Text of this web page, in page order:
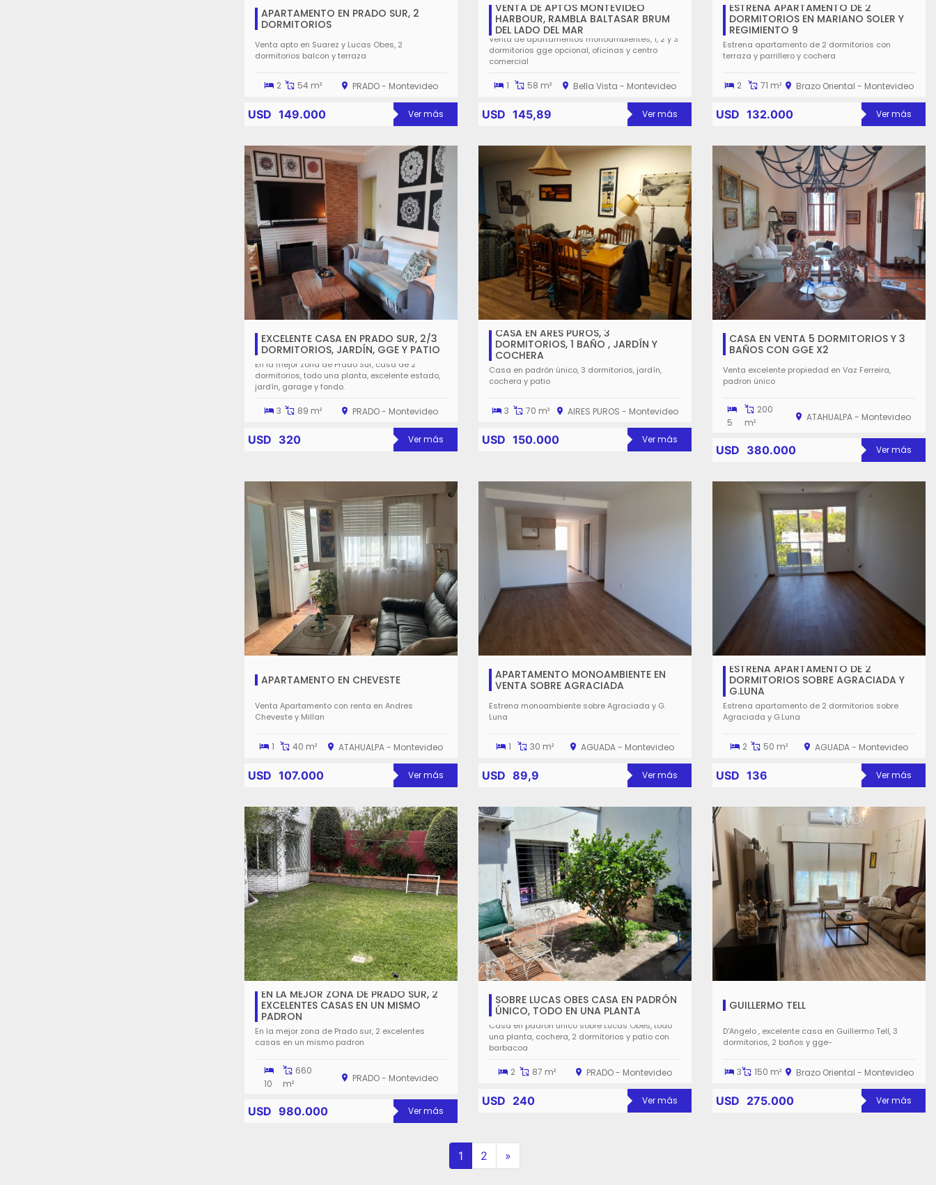
APARTAMENTO EN PRADO SUR, 2
DORMITORIOS
Venta apto en Suarez y Lucas Obes, 2
dormitorios balcon y terraza
2 54 m² PRADO - Montevideo
USD 149.000 Ver más
VENTA DE APTOS MONTEVIDEO
HARBOUR, RAMBLA BALTASAR BRUM
DEL LADO DEL MAR
Venta de apartamentos monoambientes, 1, 2 y 3
dormitorios gge opcional, oficinas y centro
comercial
1 58 m² Bella Vista - Montevideo
USD 145,89 Ver más
ESTRENA APARTAMENTO DE 2
DORMITORIOS EN MARIANO SOLER Y
REGIMIENTO 9
Estrena apartamento de 2 dormitorios con
terraza y parrillero y cochera
2 71 m² Brazo Oriental - Montevideo
USD 132.000 Ver más
EXCELENTE CASA EN PRADO SUR, 2/3
DORMITORIOS, JARDÍN, GGE Y PATIO
En la mejor zona de Prado Sur, casa de 2
dormitorios, todo una planta, excelente estado,
jardín, garage y fondo.
3 89 m² PRADO - Montevideo
USD 320 Ver más
CASA EN ARES PUROS, 3
DORMITORIOS, 1 BAÑO , JARDÍN Y
COCHERA
Casa en padrón único, 3 dormitorios, jardín,
cochera y patio
3 70 m² AIRES PUROS - Montevideo
USD 150.000 Ver más
CASA EN VENTA 5 DORMITORIOS Y 3
BAÑOS CON GGE X2
Venta excelente propiedad en Vaz Ferreira,
padron único
5
200
m²
ATAHUALPA - Montevideo
USD 380.000 Ver más
APARTAMENTO EN CHEVESTE
Venta Apartamento con renta en Andres
Cheveste y Millan
1 40 m² ATAHUALPA - Montevideo
USD 107.000 Ver más
APARTAMENTO MONOAMBIENTE EN
VENTA SOBRE AGRACIADA
Estrena monoambiente sobre Agraciada y G.
Luna
1 30 m² AGUADA - Montevideo
USD 89,9 Ver más
ESTRENA APARTAMENTO DE 2
DORMITORIOS SOBRE AGRACIADA Y
G.LUNA
Estrena apartamento de 2 dormitorios sobre
Agraciada y G.Luna
2 50 m² AGUADA - Montevideo
USD 136 Ver más
EN LA MEJOR ZONA DE PRADO SUR, 2
EXCELENTES CASAS EN UN MISMO
PADRON
En la mejor zona de Prado sur, 2 excelentes
casas en un mismo padron
10
660
m²
PRADO - Montevideo
USD 980.000 Ver más
SOBRE LUCAS OBES CASA EN PADRÓN
ÚNICO, TODO EN UNA PLANTA
Casa en padrón único sobre Lucas Obes, todo
una planta, cochera, 2 dormitorios y patio con
barbacoa
2 87 m² PRADO - Montevideo
USD 240 Ver más
GUILLERMO TELL
D'Angelo , excelente casa en Guillermo Tell, 3
dormitorios, 2 baños y gge-
3 150 m² Brazo Oriental - Montevideo
USD 275.000 Ver más
1 (current)
2 »